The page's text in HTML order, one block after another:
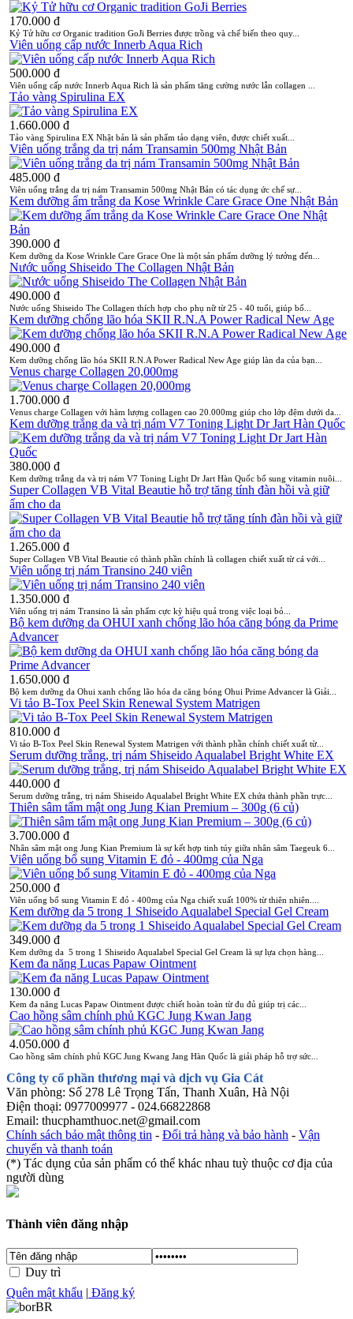
170.000 đ
Kỷ Tử hữu cơ Organic tradition GoJi Berries được trồng và chế biến theo quy...
Viên uống cấp nước Innerb Aqua Rich
500.000 đ
Viên uống cấp nước Innerb Aqua Rich là sản phẩm tăng cường nước lẫn collagen ...
Tảo vàng Spirulina EX
1.660.000 đ
Tảo vàng Spirulina EX Nhật bản là sản phẩm tảo dạng viên, được chiết xuất...
Viên uống trắng da trị nám Transamin 500mg Nhật Bản
485.000 đ
Viên uống trắng da trị nám Transamin 500mg Nhật Bản có tác dụng ức chế sự...
Kem dưỡng ẩm trắng da Kose Wrinkle Care Grace One Nhật Bản
390.000 đ
Kem dưỡng da Kose Wrinkle Care Grace One là một sản phẩm dưỡng lý tưởng đến...
Nước uống Shiseido The Collagen Nhật Bản
490.000 đ
Nước uống Shiseido The Collagen thích hợp cho phụ nữ từ 25 - 40 tuổi, giúp bổ...
Kem dưỡng chống lão hóa SKII R.N.A Power Radical New Age
490.000 đ
Kem dưỡng chống lão hóa SKII R.N.A Power Radical New Age giúp làn da của bạn...
Venus charge Collagen 20,000mg
1.700.000 đ
Venus charge Collagen với hàm lượng collagen cao 20.000mg giúp cho lớp đệm dưới da...
Kem dưỡng trắng da và trị nám V7 Toning Light Dr Jart Hàn Quốc
380.000 đ
Kem dưỡng trắng da và trị nám V7 Toning Light Dr Jart Hàn Quốc bổ sung vitamin nuôi...
Super Collagen VB Vital Beautie hỗ trợ tăng tính đàn hồi và giữ
ẩm cho da
1.265.000 đ
Super Collagen VB Vital Beautie có thành phần chính là collagen chiết xuất từ cá với...
Viên uống trị nám Transino 240 viên
1.350.000 đ
Viên uống trị nám Transino là sản phẩm cực kỳ hiệu quả trong việc loại bỏ...
Bộ kem dưỡng da OHUI xanh chống lão hóa căng bóng da Prime
Advancer
1.650.000 đ
Bộ kem dưỡng da Ohui xanh chống lão hóa da căng bóng Ohui Prime Advancer là Giải...
Vi tảo B-Tox Peel Skin Renewal System Matrigen
810.000 đ
Vi tảo B-Tox Peel Skin Renewal System Matrigen với thành phần chính chiết xuất từ...
Serum dưỡng trắng, trị nám Shiseido Aqualabel Bright White EX
440.000 đ
Serum dưỡng trắng, trị nám Shiseido Aqualabel Bright White EX chứa thành phần trực...
Thiên sâm tẩm mật ong Jung Kian Premium – 300g (6 củ)
3.700.000 đ
Nhân sâm mật ong Jung Kian Premium là sự kết hợp tinh túy giữa nhân sâm Taegeuk 6...
Viên uống bổ sung Vitamin E đỏ - 400mg của Nga
250.000 đ
Viên uống bổ sung Vitamin E đỏ - 400mg của Nga chiết xuất 100% từ thiên nhiên....
Kem dưỡng da 5 trong 1 Shiseido Aqualabel Special Gel Cream
349.000 đ
Kem dưỡng da 5 trong 1 Shiseido Aqualabel Special Gel Cream là sự lựa chọn hàng...
Kem đa năng Lucas Papaw Ointment
130.000 đ
Kem đa năng Lucas Papaw Ointment được chiết hoàn toàn từ đu đủ giúp trị các...
Cao hồng sâm chính phủ KGC Jung Kwan Jang
4.050.000 đ
Cao hồng sâm chính phủ KGC Jung Kwang Jang Hàn Quốc là giải pháp hỗ trợ sức...
Công ty cổ phần thương mại và dịch vụ Gia Cát
Văn phòng: Số 278 Lê Trọng Tấn, Thanh Xuân, Hà Nội
Điện thoại: 0977009977 - 024.66822868
Email: thucphamthuoc.net@gmail.com
Chính sách bảo mật thông tin - Đổi trả hàng và bảo hành - Vận
chuyển và thanh toán
(*) Tác dụng của sản phẩm có thể khác nhau tuỳ thuộc cơ địa của
người dùng
Thành viên đăng nhập
Duy trì
Quên mật khẩu | Đăng ký